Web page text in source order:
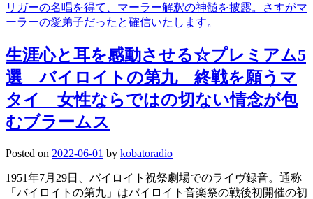
リガーの名唱を得て、マーラー解釈の神髄を披露。さすがマ
ーラーの愛弟子だったと確信いたします。
生涯心と耳を感動させる☆プレミアム5
選 バイロイトの第九 終戦を願うマ
タイ 女性ならではの切ない情念が包
むブラームス
Posted on 2022-06-01 by kobatoradio
1951年7月29日、バイロイト祝祭劇場でのライヴ録音。通称
「バイロイトの第九」はバイロイト音楽祭の戦後初開催の初